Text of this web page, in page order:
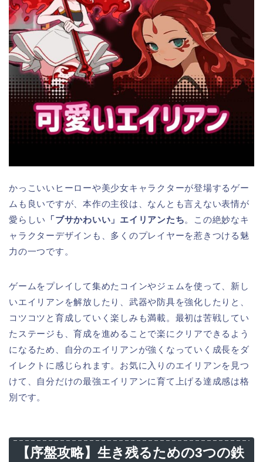
かっこいいヒーローや美少女キャラクターが登場するゲー
ムも良いですが、本作の主役は、なんとも言えない表情が
愛らしい
「ブサかわいい」エイリアンたち。この絶妙なキ
ャラクターデザインも、多くのプレイヤーを惹きつける魅
力の一つです。
ゲームをプレイして集めたコインやジェムを使って、新し
いエイリアンを解放したり、武器や防具を強化したりと、
コツコツと育成していく楽しみも満載。最初は苦戦してい
たステージも、育成を進めることで楽にクリアできるよう
になるため、自分のエイリアンが強くなっていく成長をダ
イレクトに感じられます。お気に入りのエイリアンを見つ
けて、自分だけの最強エイリアンに育て上げる達成感は格
別です。
【序盤攻略】生き残るための3つの鉄